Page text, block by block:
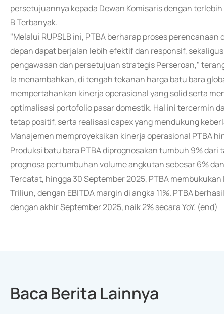
persetujuannya kepada Dewan Komisaris dengan
B Terbanyak.
"Melalui RUPSLB ini, PTBA berharap proses
depan dapat berjalan lebih efektif dan responsif,
pengawasan dan persetujuan strategis Perseroan,"
Ia menambahkan, di tengah tekanan harga batu bara
mempertahankan kinerja operasional yang solid serta
optimalisasi portofolio pasar domestik. Hal ini tercermin
tetap positif, serta realisasi capex yang mendukung
Manajemen memproyeksikan kinerja operasional PTBA
Produksi batu bara PTBA diprognosakan tumbuh 9%
prognosa pertumbuhan volume angkutan sebesar 6%
Tercatat, hingga 30 September 2025, PTBA membukukan
Triliun, dengan EBITDA margin di angka 11%. PTBA
dengan akhir September 2025, naik 2% secara YoY. (end)
Baca Berita Lainnya